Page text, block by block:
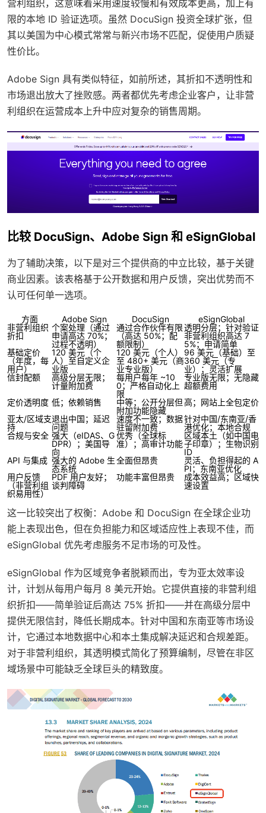
营利组织，这意味着采用速度较慢和有效成本更高，加上有
限的本地 ID 验证选项。虽然 DocuSign 投资全球扩张，但
其以美国为中心模式常常与新兴市场不匹配，促使用户质疑
性价比。
Adobe Sign 具有类似特征，如前所述，其折扣不透明性和
市场退出放大了挫败感。两者都优先考虑企业客户，让非营
利组织在运营成本上升中应对复杂的销售周期。
比较 DocuSign、Adobe Sign 和 eSignGlobal
为了辅助决策，以下是对三个提供商的中立比较，基于关键
商业因素。该表格基于公开数据和用户反馈，突出优势而不
认可任何单一选项。
方面 Adobe Sign DocuSign
eSignGlobal
非营利组织
折扣
个案处理（通过
申请高达 70%；
过程不透明）
通过合作伙伴有限
（高达 50%；配
额限制）
透明分层；针对验证
非营利组织高达 7
5%；申请简单
基础定价
（年度，每
用户）
120 美元（个
人）至自定义企
业版
120 美元（个人）
至 480+ 美元（商
业专业版）
96 美元（基础）至
360 美元（专
业）；灵活扩展
信封配额
高级分层无限；
计量附加费
每用户每年 ~10
0；严格自动化上
限
专业版无限；无隐藏
超额费用
定价透明度 低；依赖销售
中等；公开分层但
附加功能隐藏
高；网站上全包定价
亚太/区域支
持
退出中国；延迟
问题
速度不一致；数据
驻留附加费
针对中国/东南亚/香
港优化；本地合规
合规与安全 强大（eIDAS、G
DPR）；美国导
向
优秀（全球标
准）；高审计功能
区域本土（如中国电
子印章）；生物识别
ID
API 与集成 强大的 Adobe 生
态系统
全面但昂贵
灵活、负担得起的 A
PI；东南亚优化
用户反馈
（非营利组
织易用性）
PDF 用户友好；
谈判障碍
功能丰富但昂贵
成本效益高；区域快
速设置
这一比较突出了权衡：Adobe 和 DocuSign 在全球企业功
能上表现出色，但在负担能力和区域适应性上表现不佳，而
eSignGlobal 优先考虑服务不足市场的可及性。
eSignGlobal 作为区域竞争者脱颖而出，专为亚太效率设
计，计划从每用户每月 8 美元开始。它提供直接的非营利组
织折扣——简单验证后高达 75% 折扣——并在高级分层中
提供无限信封，降低长期成本。针对中国和东南亚等市场设
计，它通过本地数据中心和本土集成解决延迟和合规差距。
对于非营利组织，其透明模式简化了预算编制，尽管在非区
域场景中可能缺乏全球巨头的精致度。